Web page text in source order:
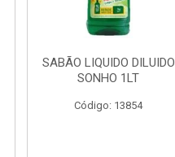
SABÃO LIQUIDO DILUIDO
SONHO 1LT
Código: 13854